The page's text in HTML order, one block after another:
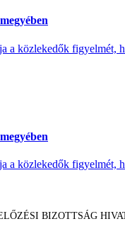
közlekedők figyelmét,
közlekedők figyelmét,
BIZOTTSÁG